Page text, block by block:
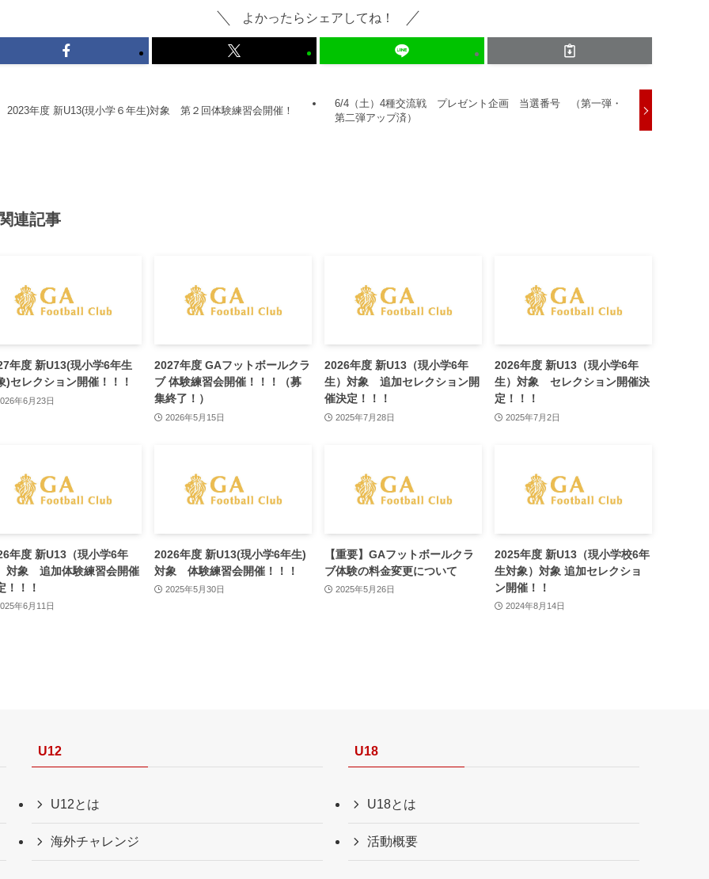
よかったらシェアしてね！
2023年度 新U13(現小学６年生)対象 第２回体験練習会開催！
6/4（土）4種交流戦 プレゼント企画 当選番号 （第一弾・
第二弾アップ済）
連記事
年度 新U13(現小学6年生
)セレクション開催！！！
年6月23日
2027年度 GAフットボールクラ
ブ 体験練習会開催！！！（募
集終了！）
2026年5月15日
2026年度 新U13（現小学6年
生）対象 追加セレクション開
催決定！！！
2025年7月28日
2026年度 新U13（現小学6年
生）対象 セレクション開催決
定！！！
2025年7月2日
年度 新U13（現小学6年
対象 追加体験練習会開催
！！！
年6月11日
2026年度 新U13(現小学6年生)
対象 体験練習会開催！！！
2025年5月30日
【重要】GAフットボールクラ
ブ体験の料金変更について
2025年5月26日
2025年度 新U13（現小学校6年
生対象）対象 追加セレクショ
ン開催！！
2024年8月14日
U12
U12とは
海外チャレンジ
U18
U18とは
活動概要